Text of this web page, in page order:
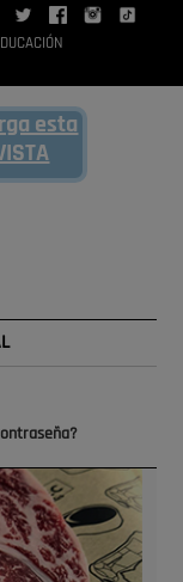
esta